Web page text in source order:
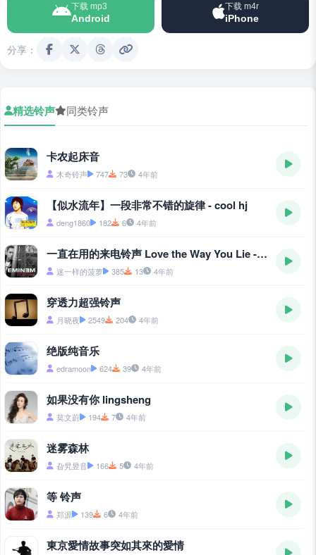
下载 mp3
Android
下载 m4r
iPhone
分享：
精选铃声 同类铃声
卡农起床音
木奇铃声 747 73 4年前
【似水流年】一段非常不错的旋律 - cool hj
deng1860 182 6 4年前
一直在用的来电铃声 Love the Way You Lie - Love-the-Way-You-Lie
迷一样的菠萝 385 13 4年前
穿透力超强铃声
月晓夜 2549 204 4年前
绝版纯音乐
edramoon 624 39 4年前
如果没有你 lingsheng
莫文蔚 194 7 4年前
迷雾森林
旮旯昱音 166 5 4年前
等 铃声
郑源 139 6 4年前
東京愛情故事突如其來的愛情